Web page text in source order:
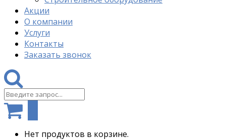
Акции
О компании
Услуги
Контакты
Заказать звонок
Нет продуктов в корзине.